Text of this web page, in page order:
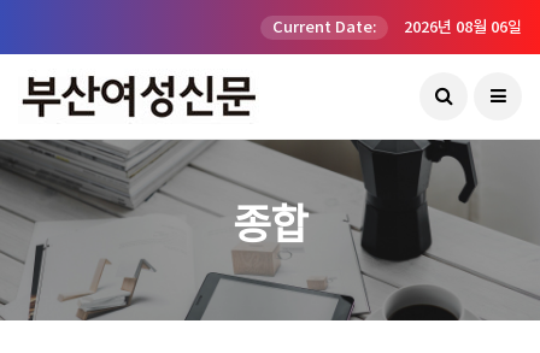
Current Date: 2026년 08월 06일
종합